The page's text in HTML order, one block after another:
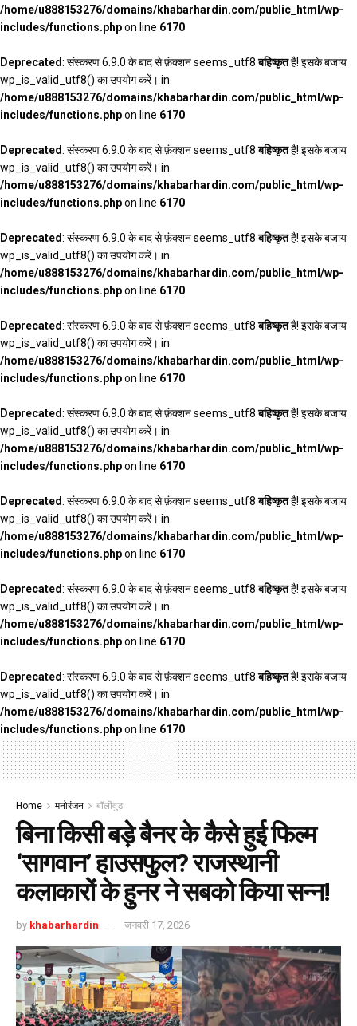
/home/u888153276/domains/khabarhardin.com/public_html/wp-
includes/functions.phpon line 6170
Deprecated: संस्करण 6.9.0 के बाद से फ़ंक्शन seems_utf8बहिष्कृतहै! इसके बजाय
wp_is_valid_utf8() का उपयोग करें। in
/home/u888153276/domains/khabarhardin.com/public_html/wp-
includes/functions.phpon line 6170
Deprecated: संस्करण 6.9.0 के बाद से फ़ंक्शन seems_utf8बहिष्कृतहै! इसके बजाय
wp_is_valid_utf8() का उपयोग करें। in
/home/u888153276/domains/khabarhardin.com/public_html/wp-
includes/functions.phpon line 6170
Deprecated: संस्करण 6.9.0 के बाद से फ़ंक्शन seems_utf8बहिष्कृतहै! इसके बजाय
wp_is_valid_utf8() का उपयोग करें। in
/home/u888153276/domains/khabarhardin.com/public_html/wp-
includes/functions.phpon line 6170
Deprecated: संस्करण 6.9.0 के बाद से फ़ंक्शन seems_utf8बहिष्कृतहै! इसके बजाय
wp_is_valid_utf8() का उपयोग करें। in
/home/u888153276/domains/khabarhardin.com/public_html/wp-
includes/functions.phpon line 6170
Deprecated: संस्करण 6.9.0 के बाद से फ़ंक्शन seems_utf8बहिष्कृतहै! इसके बजाय
wp_is_valid_utf8() का उपयोग करें। in
/home/u888153276/domains/khabarhardin.com/public_html/wp-
includes/functions.phpon line 6170
Deprecated: संस्करण 6.9.0 के बाद से फ़ंक्शन seems_utf8बहिष्कृतहै! इसके बजाय
wp_is_valid_utf8() का उपयोग करें। in
/home/u888153276/domains/khabarhardin.com/public_html/wp-
includes/functions.phpon line 6170
Deprecated: संस्करण 6.9.0 के बाद से फ़ंक्शन seems_utf8बहिष्कृतहै! इसके बजाय
wp_is_valid_utf8() का उपयोग करें। in
/home/u888153276/domains/khabarhardin.com/public_html/wp-
includes/functions.phpon line 6170
Deprecated: संस्करण 6.9.0 के बाद से फ़ंक्शन seems_utf8बहिष्कृतहै! इसके बजाय
wp_is_valid_utf8() का उपयोग करें। in
/home/u888153276/domains/khabarhardin.com/public_html/wp-
includes/functions.phpon line 6170
Home मनोरंजन बॉलीवुड
बिना किसी बड़े बैनर के कैसे हुई फिल्म
‘सागवान’ हाउसफुल? राजस्थानी
कलाकारों के हुनर ने सबको किया सन्न!
by khabarhardin जनवरी 17, 2026